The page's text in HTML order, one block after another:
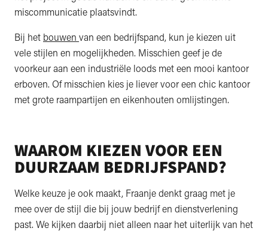
miscommunicatie plaatsvindt.
Bij het bouwen van een bedrijfspand, kun je kiezen uit
vele stijlen en mogelijkheden. Misschien geef je de
voorkeur aan een industriële loods met een mooi kantoor
erboven. Of misschien kies je liever voor een chic kantoor
met grote raampartijen en eikenhouten omlijstingen.
WAAROM KIEZEN VOOR EEN
DUURZAAM BEDRIJFSPAND?
Welke keuze je ook maakt, Fraanje denkt graag met je
mee over de stijl die bij jouw bedrijf en dienstverlening
past. We kijken daarbij niet alleen naar het uiterlijk van het